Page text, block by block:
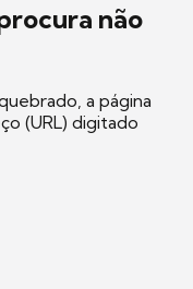
não
a página
(URL) digitado